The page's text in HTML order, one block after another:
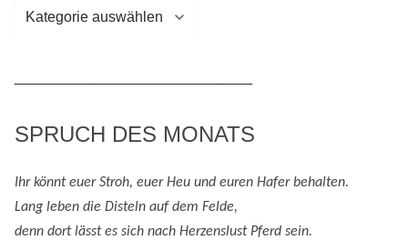
Kategorien
SPRUCH DES MONATS
Ihr könnt euer Stroh, euer Heu und euren Hafer behalten.
Lang leben die Disteln auf dem Felde,
denn dort lässt es sich nach Herzenslust Pferd sein.